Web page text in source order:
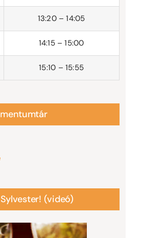
13:20 – 14:05
14:15 – 15:00
15:10 – 15:55
(videó)